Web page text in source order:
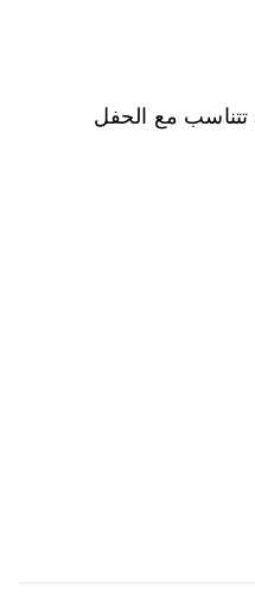
تتناسب مع الحفل